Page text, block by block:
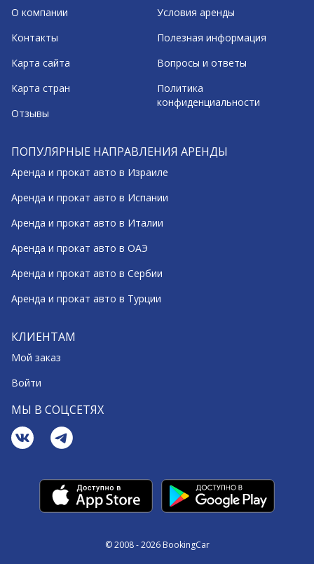
О компании
Контакты
Карта сайта
Карта стран
Отзывы
Условия аренды
Полезная информация
Вопросы и ответы
Политика
конфиденциальности
ПОПУЛЯРНЫЕ НАПРАВЛЕНИЯ АРЕНДЫ
Аренда и прокат авто в Израиле
Аренда и прокат авто в Испании
Аренда и прокат авто в Италии
Аренда и прокат авто в ОАЭ
Аренда и прокат авто в Сербии
Аренда и прокат авто в Турции
КЛИЕНТАМ
Мой заказ
Войти
МЫ В СОЦСЕТЯХ
© 2008 - 2026 BookingCar